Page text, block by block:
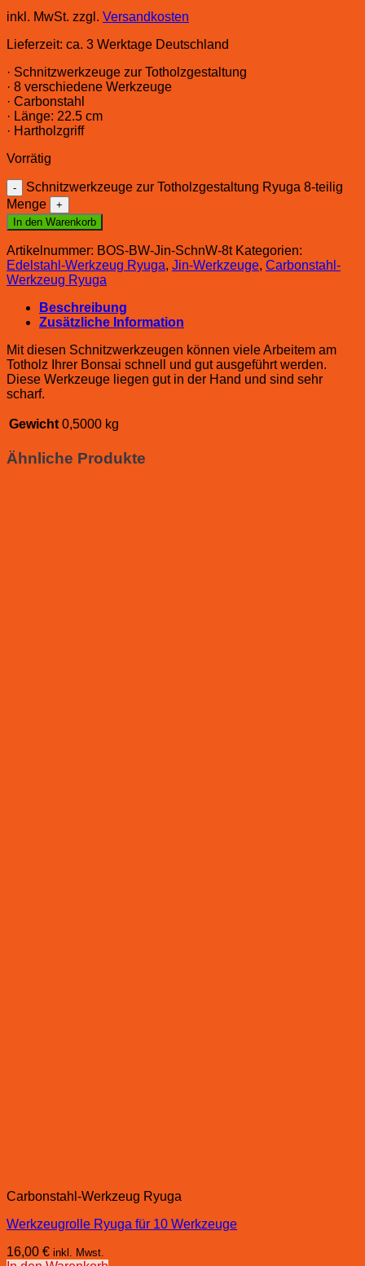
inkl. MwSt. zzgl. Versandkosten
Lieferzeit: ca. 3 Werktage Deutschland
· Schnitzwerkzeuge zur Totholzgestaltung
· 8 verschiedene Werkzeuge
· Carbonstahl
· Länge: 22.5 cm
· Hartholzgriff
Vorrätig
Schnitzwerkzeuge zur Totholzgestaltung Ryuga 8-teilig
Menge
In den Warenkorb
Artikelnummer: BOS-BW-Jin-SchnW-8t Kategorien:
Edelstahl-Werkzeug Ryuga, Jin-Werkzeuge, Carbonstahl-
Werkzeug Ryuga
Beschreibung
Zusätzliche Information
Mit diesen Schnitzwerkzeugen können viele Arbeitem am
Totholz Ihrer Bonsai schnell und gut ausgeführt werden.
Diese Werkzeuge liegen gut in der Hand und sind sehr
scharf.
Gewicht 0,5000 kg
Ähnliche Produkte
Carbonstahl-Werkzeug Ryuga
Werkzeugrolle Ryuga für 10 Werkzeuge
16,00 € inkl. Mwst.